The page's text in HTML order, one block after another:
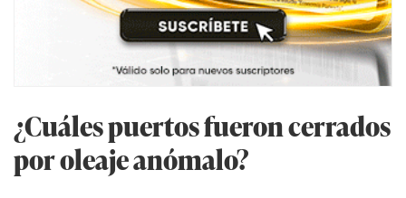
¿Cuáles puertos fueron cerrados
por oleaje anómalo?